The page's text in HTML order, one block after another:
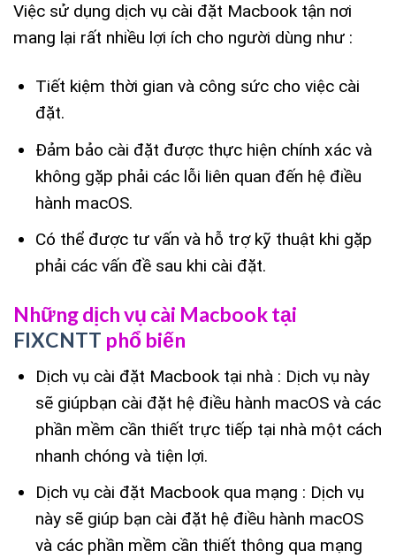
Việc sử dụng dịch vụ cài đặt Macbook tận nơi
mang lại rất nhiều lợi ích cho người dùng như :
Tiết kiệm thời gian và công sức cho việc cài
đặt.
Đảm bảo cài đặt được thực hiện chính xác và
không gặp phải các lỗi liên quan đến hệ điều
hành macOS.
Có thể được tư vấn và hỗ trợ kỹ thuật khi gặp
phải các vấn đề sau khi cài đặt.
Những dịch vụ cài Macbook tại
FIXCNTT phổ biến
Dịch vụ cài đặt Macbook tại nhà : Dịch vụ này
sẽ giúpbạn cài đặt hệ điều hành macOS và các
phần mềm cần thiết trực tiếp tại nhà một cách
nhanh chóng và tiện lợi.
Dịch vụ cài đặt Macbook qua mạng : Dịch vụ
này sẽ giúp bạn cài đặt hệ điều hành macOS
và các phần mềm cần thiết thông qua mạng